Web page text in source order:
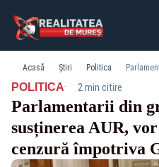
Acasă Știri Politica
POLITICA· 2 min citire
Parlamentarii din
susținerea AUR,
cenzură împotriva